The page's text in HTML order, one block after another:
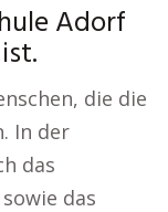
Adorf
die die
In der
das
das